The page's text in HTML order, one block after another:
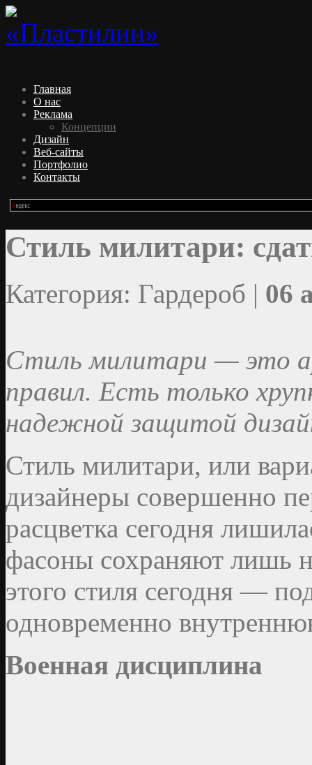
Главная
О нас
Реклама
Концепции
Дизайн
Веб-сайты
Портфолио
Контакты
Стиль милитари:
Категория: Гардероб | 06
Стиль милитари — это
правил. Есть только
надежной защитой
Стиль милитари, или
дизайнеры совершенно
расцветка сегодня
фасоны сохраняют лишь
этого стиля сегодня —
одновременно
Военная дисциплина